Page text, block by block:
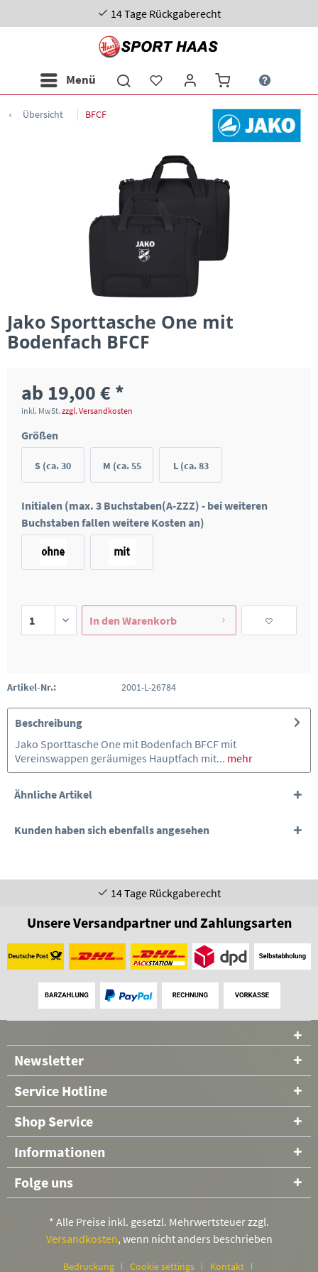
14 Tage Rückgaberecht
Menü
Übersicht BFCF
Jako Sporttasche One mit
Bodenfach BFCF
ab 19,00 € *
inkl. MwSt. zzgl. Versandkosten
Größen
S (ca. 30 M (ca. 55 L (ca. 83
Initialen (max. 3 Buchstaben(A-ZZZ) - bei weiteren
Buchstaben fallen weitere Kosten an)
In den Warenkorb
Artikel-Nr.: 2001-L-26784
Beschreibung
Jako Sporttasche One mit Bodenfach BFCF mit
Vereinswappen geräumiges Hauptfach mit... mehr
Ähnliche Artikel
Kunden haben sich ebenfalls angesehen
14 Tage Rückgaberecht
Unsere Versandpartner und Zahlungsarten
Newsletter
Service Hotline
Shop Service
Informationen
Folge uns
* Alle Preise inkl. gesetzl. Mehrwertsteuer zzgl.
Versandkosten, wenn nicht anders beschrieben
Bedruckung Cookie settings Kontakt